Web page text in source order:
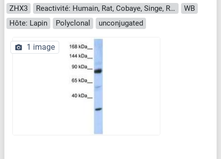
ZHX3 Reactivité: Humain, Rat, Cobaye, Singe, Roussette (Chauve-souris)
WB
Hôte: Lapin
Polyclonal unconjugated
1 image